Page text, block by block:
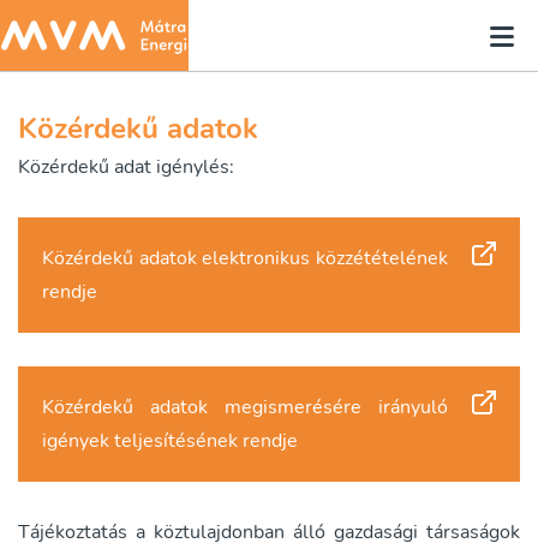
Közérdekű adatok
Közérdekű adat igénylés:
Közérdekű adatok elektronikus közzétételének
rendje
Közérdekű adatok megismerésére irányuló
igények teljesítésének rendje
Tájékoztatás a köztulajdonban álló gazdasági társaságok